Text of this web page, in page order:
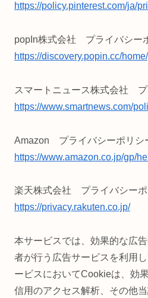
https://policy.pinterest.com/ja/
popIn株式会社 プライバシー
https://discovery.popin.cc/
スマートニュース株式会社
https://www.smartnews.com/
Amazon プライバシーポリシ
https://www.amazon.co.jp/gp/
楽天株式会社 プライバシーポ
https://privacy.rakuten.co.jp/
本サービスでは、効果的な広
者が行う広告サービスを利用
ービスにおいてCookieは、効
信用のアクセス解析、その他